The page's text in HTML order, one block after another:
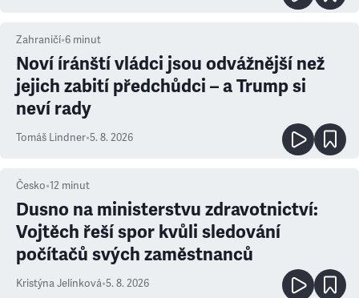
Zahraničí•6 minut
Noví íránští vládci jsou odvážnější než
jejich zabití předchůdci – a Trump si
neví rady
Tomáš Lindner•5. 8. 2026
Česko•12 minut
Dusno na ministerstvu zdravotnictví:
Vojtěch řeší spor kvůli sledování
počítačů svých zaměstnanců
Kristýna Jelínková•5. 8. 2026